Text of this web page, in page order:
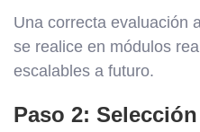
Una correcta evaluación
se realice en módulos
escalables a futuro.
Paso 2: